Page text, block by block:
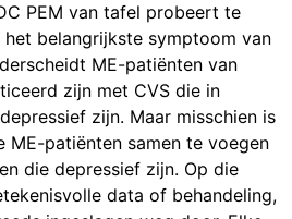
PEM van tafel probeert te
het belangrijkste symptoom van
ME-patiënten van
zijn met CVS die in
zijn. Maar misschien is
ME-patiënten samen te voegen
die depressief zijn. Op die
data of behandeling,